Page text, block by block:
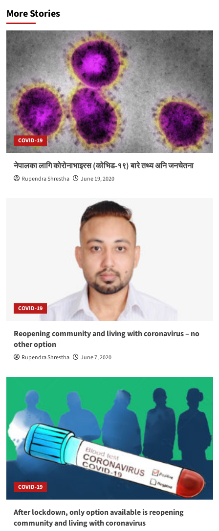
More Stories
COVID-19
नेपालका लागि कोरोनाभाइरस (कोभिड-१९) बारे तथ्य अनि जनचेतना
Rupendra Shrestha June 19, 2020
COVID-19
Reopening community and living with coronavirus – no
other option
Rupendra Shrestha June 7, 2020
COVID-19
After lockdown, only option available is reopening
community and living with coronavirus